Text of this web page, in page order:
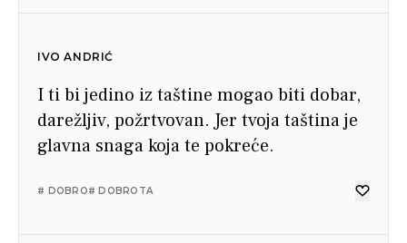
IVO ANDRIĆ
I ti bi jedino iz taštine mogao biti dobar,
darežljiv, požrtvovan. Jer tvoja taština je
glavna snaga koja te pokreće.
# DOBRO# DOBROTA